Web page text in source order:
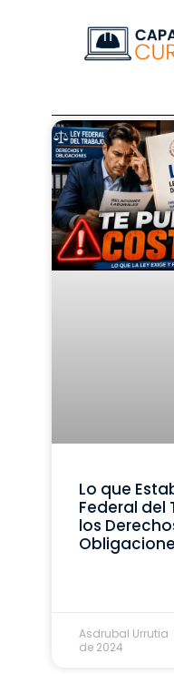
Lo que
Federal del
los
Asdrubal Urrutia
de 2024